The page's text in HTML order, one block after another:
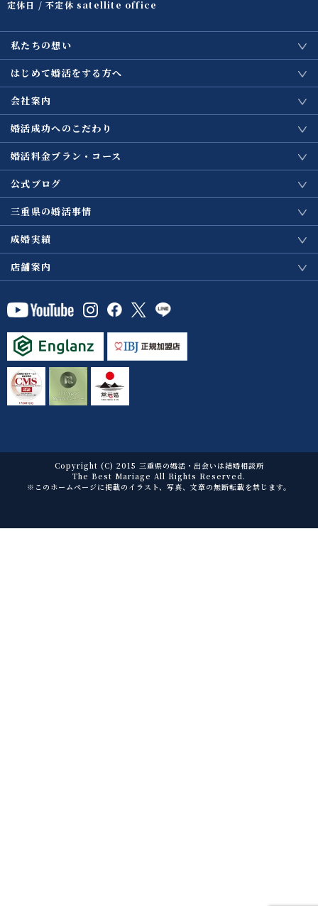
定休日 / 不定休 satellite office
私たちの想い
はじめて婚活をする方へ
会社案内
婚活成功へのこだわり
婚活料金プラン・コース
公式ブログ
三重県の婚活事情
成婚実績
店舗案内
Copyright (C) 2015 三重県の婚活・出会いは結婚相談所
The Best Mariage All Rights Reserved.
※このホームページに掲載のイラスト、写真、文章の無断転載を禁じます。